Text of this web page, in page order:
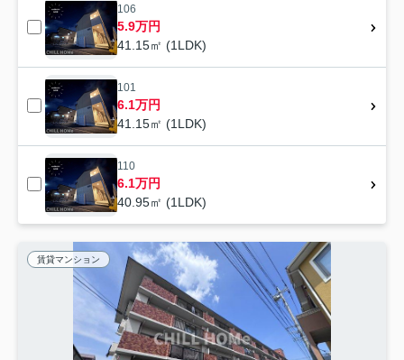
106
5.9万円
41.15㎡ (1LDK)
101
6.1万円
41.15㎡ (1LDK)
110
6.1万円
40.95㎡ (1LDK)
賃貸マンション